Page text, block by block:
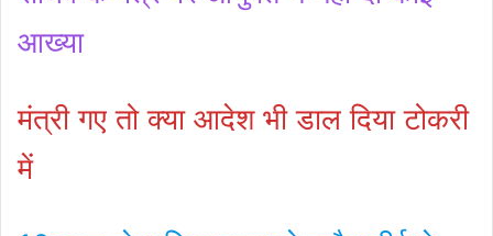
आख्या
मंत्री गए तो क्या आदेश भी डाल दिया टोकरी
में